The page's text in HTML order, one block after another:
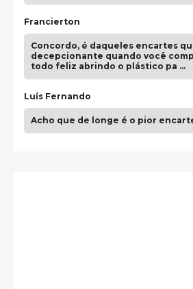
Francierton
Concordo, é daqueles encartes
decepcionante quando você
todo feliz abrindo o plástico pa …
Luís Fernando
Acho que de longe é o pior